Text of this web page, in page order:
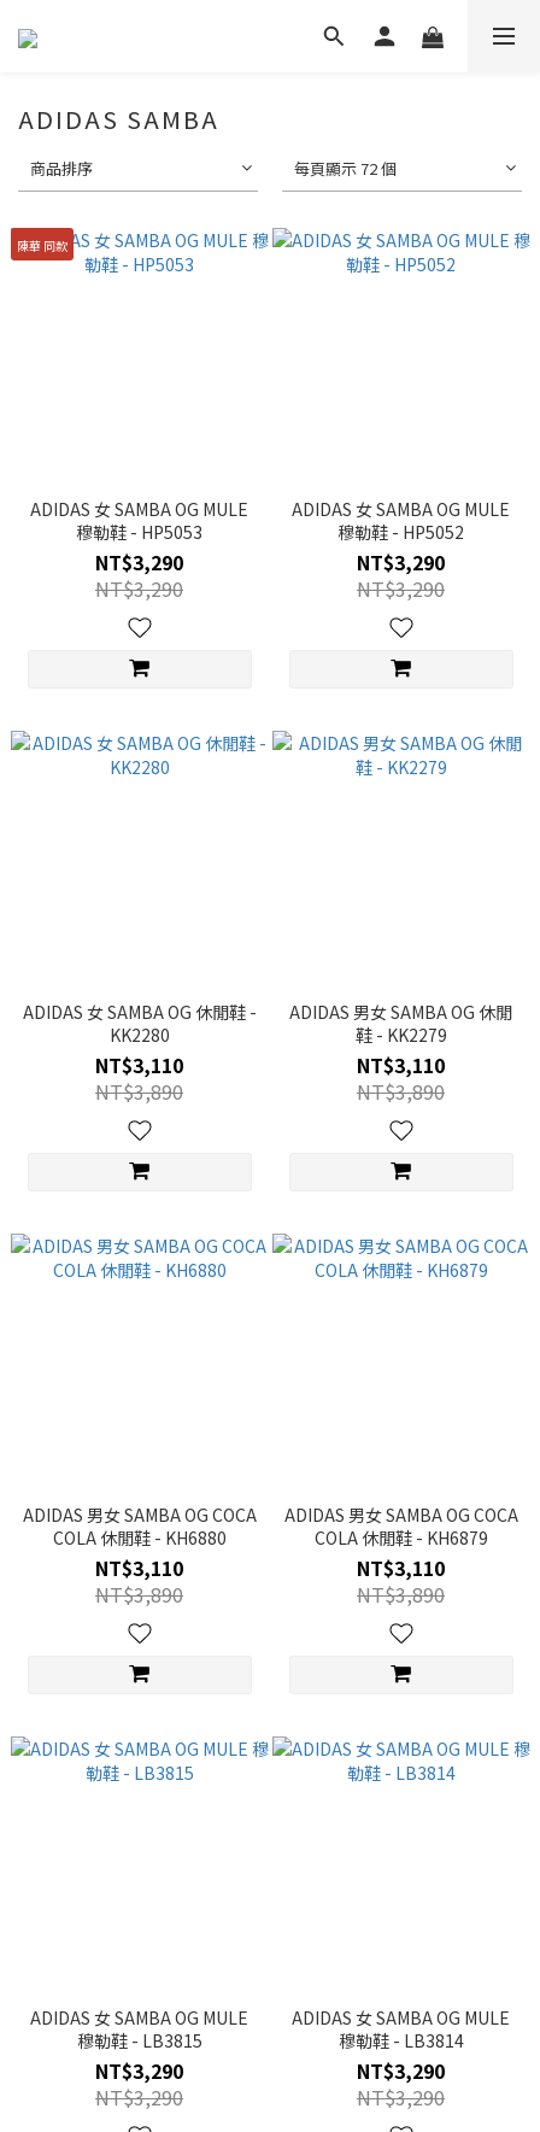
ADIDAS SAMBA
商品排序 每頁顯示 72 個
陳華 同款
ADIDAS 女 SAMBA OG MULE
穆勒鞋 - HP5053
NT$3,290
NT$3,290
ADIDAS 女 SAMBA OG MULE
穆勒鞋 - HP5052
NT$3,290
NT$3,290
ADIDAS 女 SAMBA OG 休閒鞋 -
KK2280
NT$3,110
NT$3,890
ADIDAS 男女 SAMBA OG 休閒
鞋 - KK2279
NT$3,110
NT$3,890
ADIDAS 男女 SAMBA OG COCA
COLA 休閒鞋 - KH6880
NT$3,110
NT$3,890
ADIDAS 男女 SAMBA OG COCA
COLA 休閒鞋 - KH6879
NT$3,110
NT$3,890
ADIDAS 女 SAMBA OG MULE
穆勒鞋 - LB3815
NT$3,290
NT$3,290
ADIDAS 女 SAMBA OG MULE
穆勒鞋 - LB3814
NT$3,290
NT$3,290